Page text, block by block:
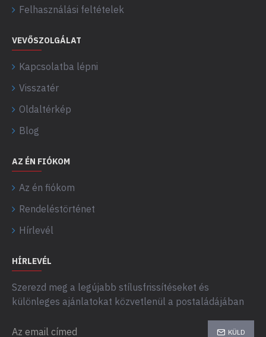
Felhasználási feltételek
VEVŐSZOLGÁLAT
Kapcsolatba lépni
Visszatér
Oldaltérkép
Blog
AZ ÉN FIÓKOM
Az én fiókom
Rendeléstörténet
Hírlevél
HÍRLEVÉL
Szerezd meg a legújabb stílusfrissítéseket és
különleges ajánlatokat közvetlenül a postaládájában
KÜLD